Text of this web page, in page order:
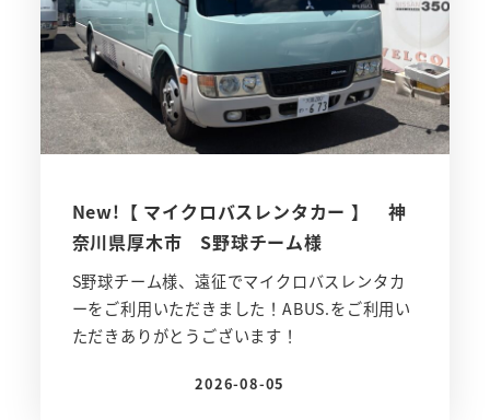
New!【 マイクロバスレンタカー 】 神
奈川県厚木市 S野球チーム様
S野球チーム様、遠征でマイクロバスレンタカ
ーをご利用いただきました！ABUS.をご利用い
ただきありがとうございます！
投稿日
2026-08-05